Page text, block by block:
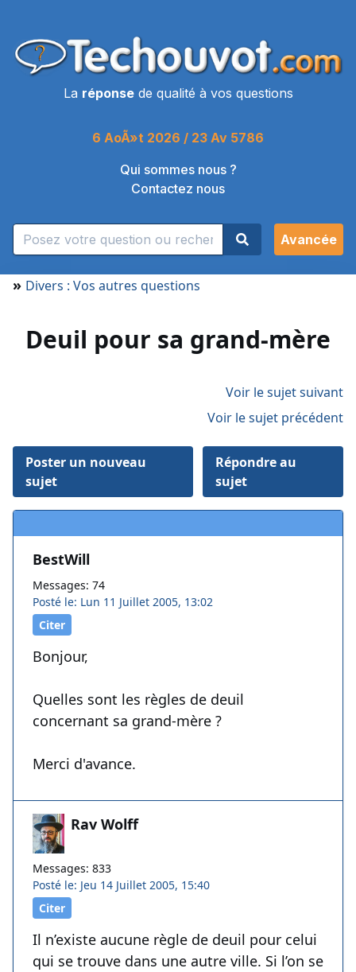
La réponsede qualité à vos questions
6 AoÃ»t 2026 / 23 Av 5786
Qui sommes nous ?
Contactez nous
Avancée
» Divers : Vos autres questions
Deuil pour sa grand-mère
Voir le sujet suivant
Voir le sujet précédent
Poster un nouveau
sujet
Répondre au
sujet
BestWill
Messages: 74
Posté le: Lun 11 Juillet 2005, 13:02
Citer
Bonjour,
Quelles sont les règles de deuil
concernant sa grand-mère ?
Merci d'avance.
Rav Wolff
Messages: 833
Posté le: Jeu 14 Juillet 2005, 15:40
Citer
Il n’existe aucune règle de deuil pour celui
qui se trouve dans une autre ville. Si l’on se